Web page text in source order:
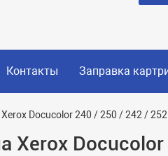
Контакты Заправка
Docucolor 240 / 250 / 242 /
Xerox